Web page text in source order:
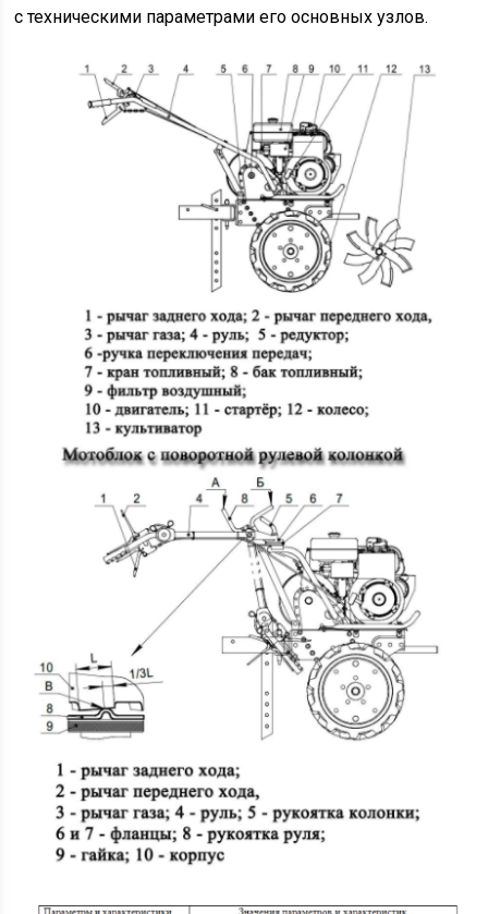
с техническими параметрами его основных узлов.